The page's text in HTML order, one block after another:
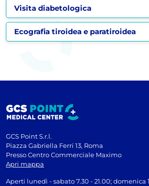
Visita diabetologica
Ecografia tiroidea e paratiroidea
GCS Point S.r.l.
Piazza Gabriella Ferri 13, Roma
Presso Centro Commerciale Maximo
Apri mappa
Aperti lunedì - sabato 7.30 - 21.00; domenica